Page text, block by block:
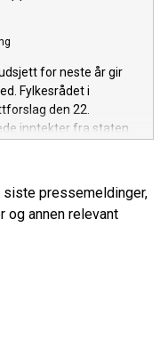
for neste år gir
Fylkesrådet i
den 22.
inntekter fra staten.
siste pressemeldinger,
og annen relevant